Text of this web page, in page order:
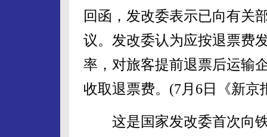
回函，发改委表示已向有关
议。发改委认为应按退票费
率，对旅客提前退票后运输
收取退票费。(7月6日《新京
这是国家发改委首次向铁